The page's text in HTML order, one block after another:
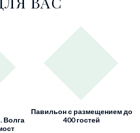
Волга
Павильон с размещением до
400 гостей